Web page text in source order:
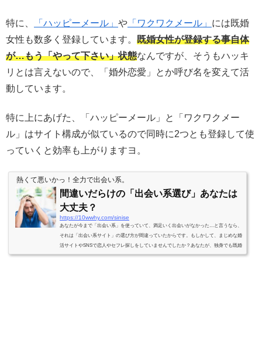
特に、 「ハッピーメール」 や 「ワクワクメール」 には既婚
女性も数多く登録しています。 既婚女性が登録する事自体
が…もう「やって下さい」状態なんですが、そうもハッキ
リとは言えないので、「婚外恋愛」とか呼び名を変えて活
動しています。
特に上にあげた、「ハッピーメール」と「ワクワクメー
ル」はサイト構成が似ているので同時に2つとも登録して使
っていくと効率も上がりますヨ。
熱くて悪いかっ！全力で出会い系。
間違いだらけの「出会い系選び」あなたは
大丈夫？
https://10wwhy.com/sinise
あなたが今まで「出会い系」を使っていて、満足いく出会いがなかった…と言うなら、
それは「出会い系サイト」の選び方が間違っていたからです。もしかして、まじめな婚
活サイトやSNSで恋人やセフレ探しをしていませんでしたか？あなたが、独身でも既婚
者でもあまり関係ありません。スケベな女性や日常生活に不満をもっていて刺激を求め